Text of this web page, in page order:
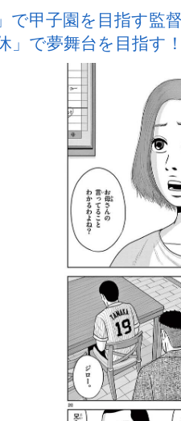
で甲子園を目指す監
」で夢舞台を目指